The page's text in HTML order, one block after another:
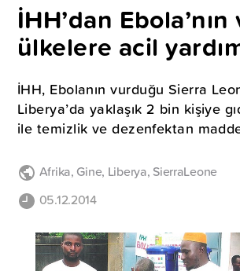
İHH’dan
ülkelere acil
İHH, Ebolanın vurduğu Sierra
Liberya’da yaklaşık 2 bin kişiye
ile temizlik ve dezenfektan
Afrika,Gine, Liberya, SierraLeone
05.12.2014